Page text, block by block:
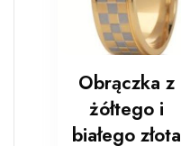
Obrączka z
żółtego i
białego złota